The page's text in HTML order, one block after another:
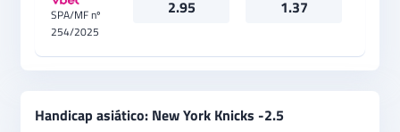
SPA/MF nº
254/2025
2.95 1.37
Handicap asiático: New York Knicks -2.5